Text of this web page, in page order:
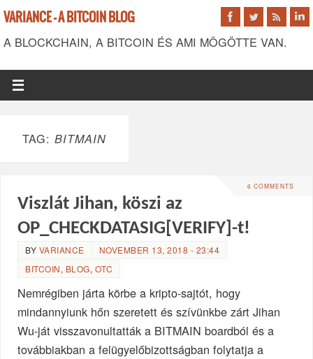
VARIANCE - A BITCOIN BLOG
A BLOCKCHAIN, A BITCOIN ÉS AMI MÖGÖTTE VAN.
TAG: BITMAIN
6 COMMENTS
Viszlát Jihan, köszi az
OP_CHECKDATASIG[VERIFY]-t!
BY VARIANCE
NOVEMBER 13, 2018 - 23:44
BITCOIN, BLOG, OTC
Nemrégiben járta körbe a kripto-sajtót, hogy
mindannyiunk hőn szeretett és szívünkbe zárt Jihan
Wu-ját visszavonultatták a BITMAIN boardból és a
továbbiakban a felügyelőbizottságban folytatja a